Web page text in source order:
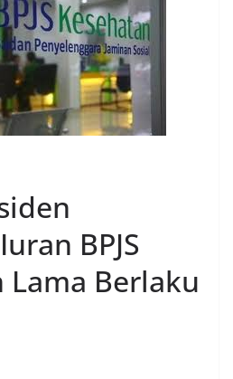
BPJS
Lama Berlaku